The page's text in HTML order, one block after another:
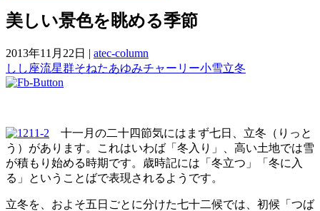
美しい景色を眺める季節
2013年11月22日 | atec-column
しし座流星群そねたあゆみチャーリー小雪立冬
十一月の二十四節気にはまず七日、立冬（りっと
う）があります。これはいわば「冬入り」、高い土地では雪
が積もり始める時期です。歳時記には「冬立つ」「冬に入
る」ということばで表現されるようです。
立冬を、およそ五日ごとに分けた七十二候では、初候「つば